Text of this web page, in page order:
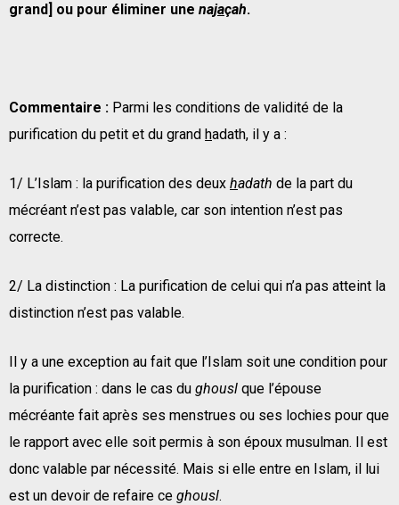
grand] ou pour éliminer une najaçah.
Commentaire : Parmi les conditions de validité de la
purification du petit et du grand hadath, il y a :
1/ L’Islam : la purification des deux hadath de la part du
mécréant n’est pas valable, car son intention n’est pas
correcte.
2/ La distinction : La purification de celui qui n’a pas atteint la
distinction n’est pas valable.
Il y a une exception au fait que l’Islam soit une condition pour
la purification : dans le cas du ghousl que l’épouse
mécréante fait après ses menstrues ou ses lochies pour que
le rapport avec elle soit permis à son époux musulman. Il est
donc valable par nécessité. Mais si elle entre en Islam, il lui
est un devoir de refaire ce ghousl.